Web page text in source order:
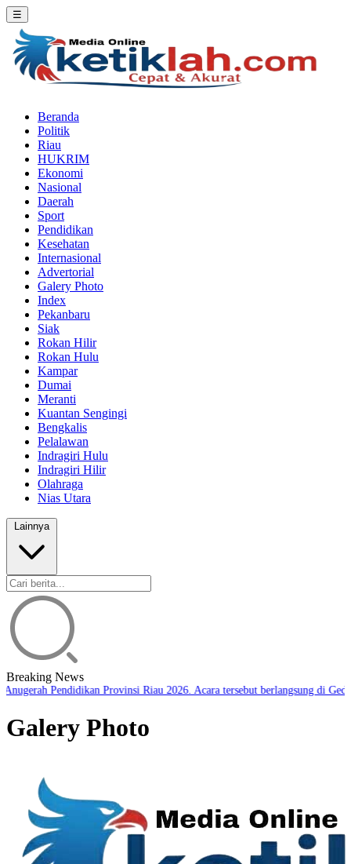
☰
Beranda
Politik
Riau
HUKRIM
Ekonomi
Nasional
Daerah
Sport
Pendidikan
Kesehatan
Internasional
Advertorial
Galery Photo
Index
Pekanbaru
Siak
Rokan Hilir
Rokan Hulu
Kampar
Dumai
Meranti
Kuantan Sengingi
Bengkalis
Pelalawan
Indragiri Hulu
Indragiri Hilir
Olahraga
Nias Utara
Lainnya
Breaking News
Anugerah Pendidikan Provinsi Riau 2026. Acara tersebut berlangsung di
Galery Photo